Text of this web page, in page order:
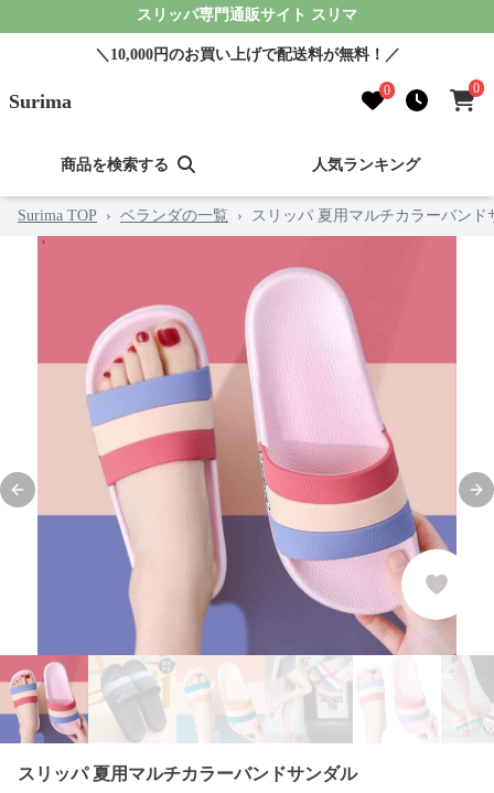
スリッパ専門通販サイト スリマ
＼10,000円のお買い上げで配送料が無料！／
Surima 0 0
商品を検索する 人気ランキング
Surima TOP › ベランダの一覧 › スリッパ 夏用マルチカラーバンド
Previous slide
スリッパ 夏用マルチカラーバンドサンダル